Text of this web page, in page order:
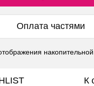
Оплата частями
накопительной
К